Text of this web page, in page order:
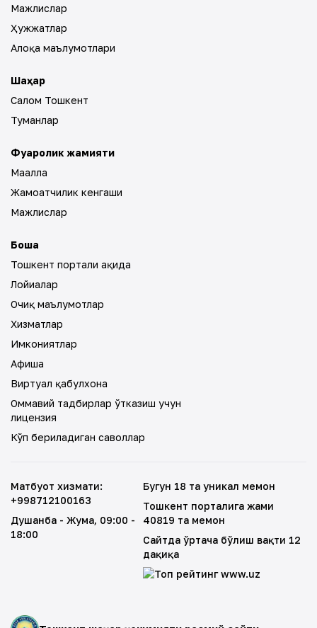
Мажлислар
Ҳужжатлар
Алоқа маълумотлари
Шаҳар
Салом Тошкент
Туманлар
Фуқаролик жамияти
Маҳалла
Жамоатчилик кенгаши
Мажлислар
Бошқа
Тошкент портали ҳақида
Лойиҳалар
Очиқ маълумотлар
Хизматлар
Имкониятлар
Афиша
Виртуал қабулхона
Оммавий тадбирлар ўтказиш учун
лицензия
Кўп бериладиган саволлар
Матбуот хизмати:
+998712100163
Душанба - Жума, 09:00 -
18:00
Бугун 18 та уникал меҳмон
Тошкент порталига жами
40819 та меҳмон
Сайтда ўртача бўлиш вақти 12
дақиқа